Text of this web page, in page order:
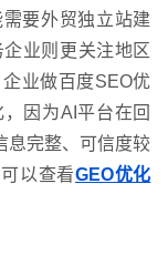
要外贸独立站建
业则更关注地区
业做百度SEO优
因为AI平台在回
息完整、可信度较
以查看GEO优化